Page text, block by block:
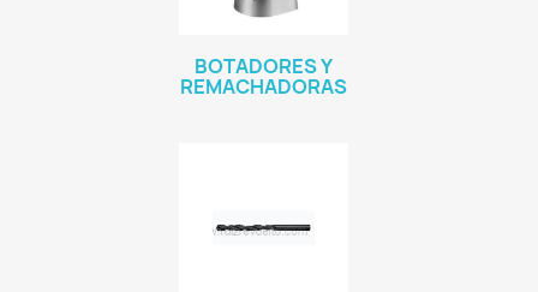
BOTADORES Y
REMACHADORAS